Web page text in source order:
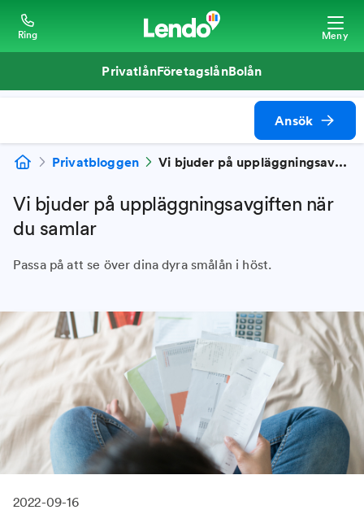
Ring Meny
PrivatlånFöretagslånBolån
Ansök
Privatbloggen Vi bjuder på uppläggningsavgiften när du samlar
Vi bjuder på uppläggningsavgiften när
du samlar
Passa på att se över dina dyra smålån i höst.
2022-09-16